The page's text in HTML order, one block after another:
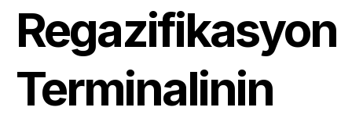
Regazifikasyon
Terminalinin